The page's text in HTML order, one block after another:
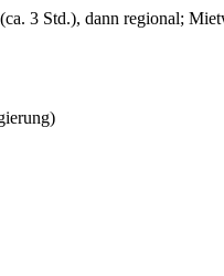
3 Std.), dann regional;